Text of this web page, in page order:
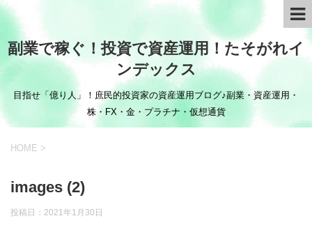
副業で稼ぐ！投資で資産運用！たそがれイ
ンデックス
目指せ「億り人」！庶民的投資家の資産運用ブログ♪副業・資産運用・
株・FX・金・プラチナ・仮想通貨
HOME >
images (2)
投稿日： 2021年1月30日